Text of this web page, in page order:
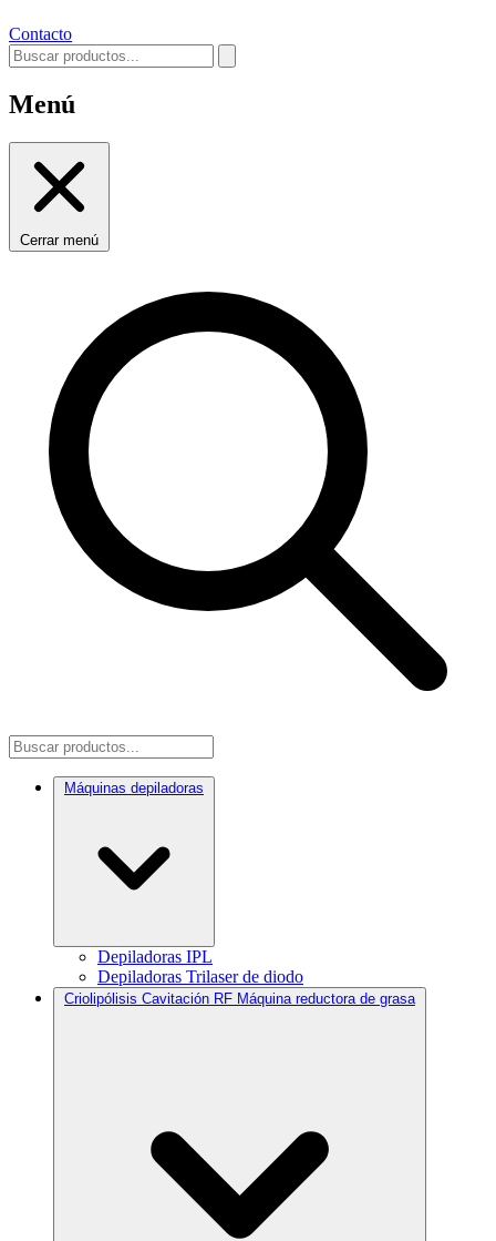
Contacto
Menú
Cerrar menú
Máquinas depiladoras
Depiladoras IPL
Depiladoras Trilaser de diodo
Criolipólisis Cavitación RF Máquina reductora de grasa